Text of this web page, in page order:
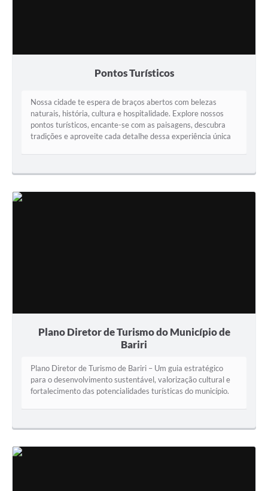
Pontos Turísticos
Nossa cidade te espera de braços abertos com belezas
naturais, história, cultura e hospitalidade. Explore nossos
pontos turísticos, encante-se com as paisagens, descubra
tradições e aproveite cada detalhe dessa experiência única
Plano Diretor de Turismo do Município de
Bariri
Plano Diretor de Turismo de Bariri – Um guia estratégico
para o desenvolvimento sustentável, valorização cultural e
fortalecimento das potencialidades turísticas do município.